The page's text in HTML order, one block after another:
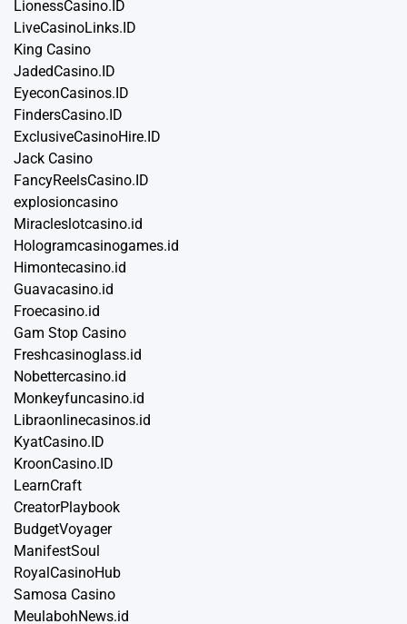
LionessCasino.ID
LiveCasinoLinks.ID
King Casino
JadedCasino.ID
EyeconCasinos.ID
FindersCasino.ID
ExclusiveCasinoHire.ID
Jack Casino
FancyReelsCasino.ID
explosioncasino
Miracleslotcasino.id
Hologramcasinogames.id
Himontecasino.id
Guavacasino.id
Froecasino.id
Gam Stop Casino
Freshcasinoglass.id
Nobettercasino.id
Monkeyfuncasino.id
Libraonlinecasinos.id
KyatCasino.ID
KroonCasino.ID
LearnCraft
CreatorPlaybook
BudgetVoyager
ManifestSoul
RoyalCasinoHub
Samosa Casino
MeulabohNews.id